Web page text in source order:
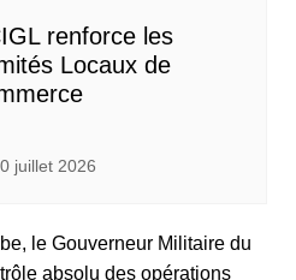
renforce les
Locaux de
juillet 2026